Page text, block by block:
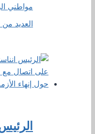
مواطني
العديد من